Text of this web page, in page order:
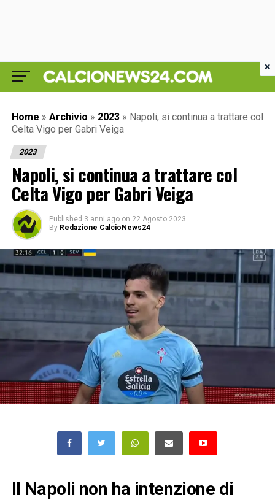
Home » Archivio » 2023 » Napoli, si continua a trattare col
Celta Vigo per Gabri Veiga
2023
Napoli, si continua a trattare col
Celta Vigo per Gabri Veiga
Published 3 anni ago on 22 Agosto 2023
By Redazione CalcioNews24
Il Napoli non ha intenzione di
×